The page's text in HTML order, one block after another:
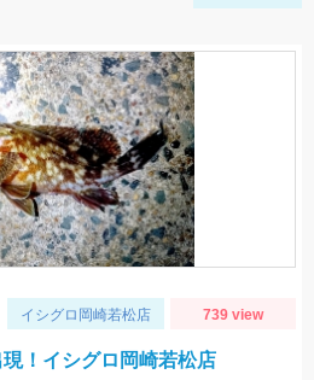
イシグロ岡崎若松店 739 view
！イシグロ岡崎若松店